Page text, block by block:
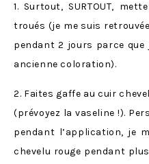
1. Surtout, SURTOUT,
troués (je me suis
pendant 2 jours parce que
ancienne coloration).
2. Faites gaffe au cuir
(prévoyez la vaseline !).
pendant l’application, je
chevelu rouge pendant